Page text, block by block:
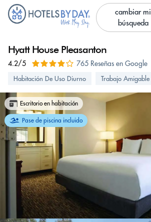
cambiar mi
búsqueda
Hyatt House Pleasanton
4.2/5 765 Reseñas en Google
Habitación De Uso Diurno Trabajo Amigable
Escritorio en habitación
Pase de piscina incluido